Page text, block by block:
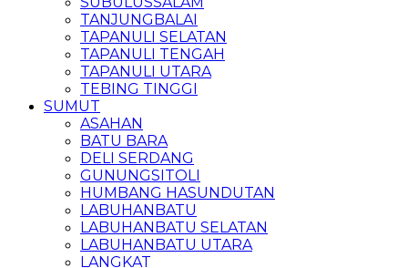
TANJUNGBALAI
TAPANULI SELATAN
TAPANULI TENGAH
TAPANULI UTARA
TEBING TINGGI
SUMUT
ASAHAN
BATU BARA
DELI SERDANG
GUNUNGSITOLI
HUMBANG HASUNDUTAN
LABUHANBATU
LABUHANBATU SELATAN
LABUHANBATU UTARA
LANGKAT